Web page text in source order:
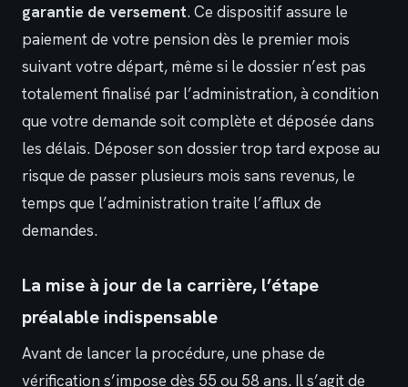
garantie de versement. Ce dispositif assure le
paiement de votre pension dès le premier mois
suivant votre départ, même si le dossier n’est pas
totalement finalisé par l’administration, à condition
que votre demande soit complète et déposée dans
les délais. Déposer son dossier trop tard expose au
risque de passer plusieurs mois sans revenus, le
temps que l’administration traite l’afflux de
demandes.
La mise à jour de la carrière, l’étape
préalable indispensable
Avant de lancer la procédure, une phase de
vérification s’impose dès 55 ou 58 ans. Il s’agit de